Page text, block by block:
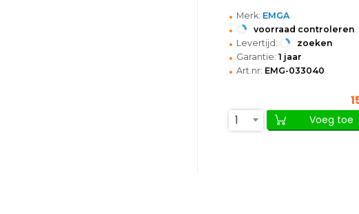
• Merk: EMGA
• voorraad controleren
• Levertijd: zoeken
• Garantie: 1 jaar
• Art.nr: EMG-033040
1
Voeg toe